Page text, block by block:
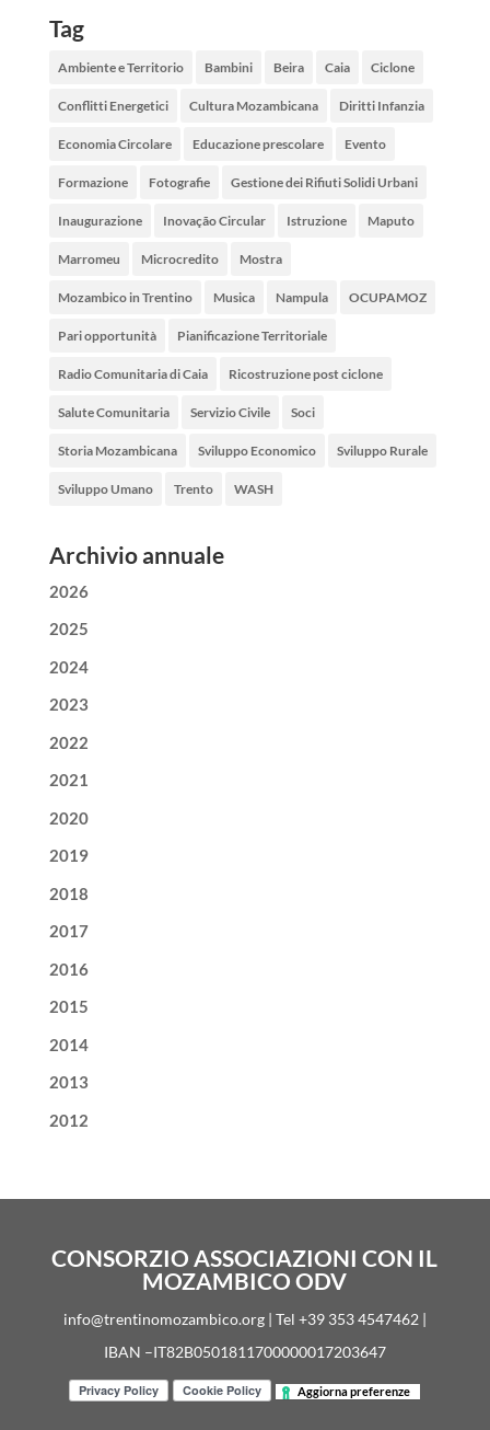
Tag
Ambiente e Territorio Bambini Beira Caia Ciclone
Conflitti Energetici Cultura Mozambicana Diritti Infanzia
Economia Circolare Educazione prescolare Evento
Formazione Fotografie Gestione dei Rifiuti Solidi Urbani
Inaugurazione Inovação Circular Istruzione Maputo
Marromeu Microcredito Mostra
Mozambico in Trentino Musica Nampula OCUPAMOZ
Pari opportunità Pianificazione Territoriale
Radio Comunitaria di Caia Ricostruzione post ciclone
Salute Comunitaria Servizio Civile Soci
Storia Mozambicana Sviluppo Economico Sviluppo Rurale
Sviluppo Umano Trento WASH
Archivio annuale
2026
2025
2024
2023
2022
2021
2020
2019
2018
2017
2016
2015
2014
2013
2012
CONSORZIO ASSOCIAZIONI CON IL
MOZAMBICO ODV
info@trentinomozambico.org | Tel +39 353 4547462 |
IBAN –IT82B0501811700000017203647
Aggiorna preferenze